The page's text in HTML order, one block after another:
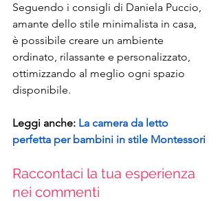
Seguendo i consigli di Daniela Puccio,
amante dello stile minimalista in casa,
è possibile creare un ambiente
ordinato, rilassante e personalizzato,
ottimizzando al meglio ogni spazio
disponibile.
Leggi anche: La camera da letto
perfetta per bambini in stile Montessori
Raccontaci la tua esperienza
nei commenti